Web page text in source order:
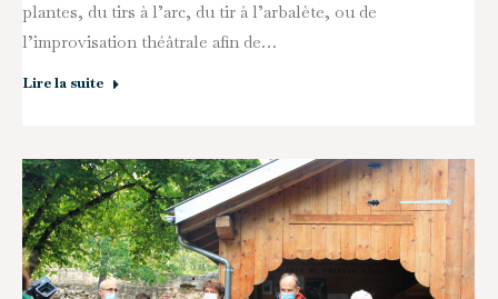
plantes, du tirs à l’arc, du tir à l’arbalète, ou de
l’improvisation théâtrale afin de…
Lire la suite